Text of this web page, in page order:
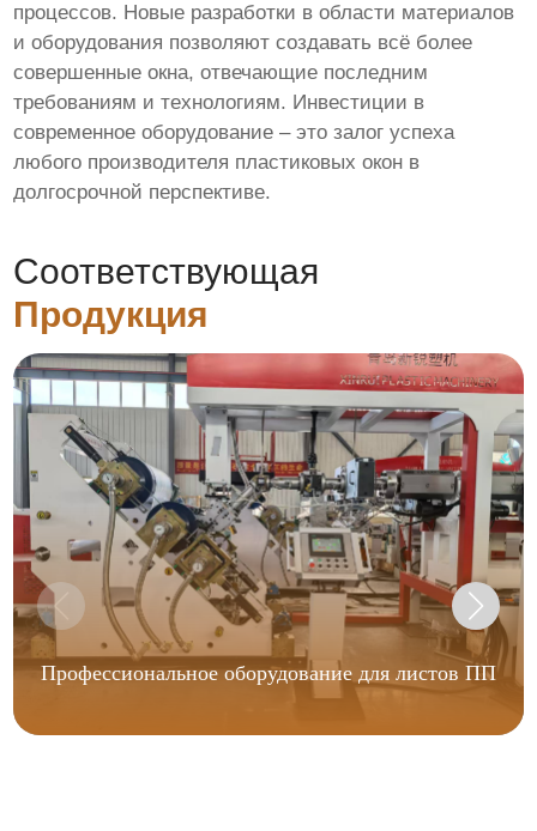
процессов. Новые разработки в области материалов
и оборудования позволяют создавать всё более
совершенные окна, отвечающие последним
требованиям и технологиям. Инвестиции в
современное оборудование – это залог успеха
любого производителя пластиковых окон в
долгосрочной перспективе.
Соответствующая
Продукция
Профессиональное оборудование для листов ПП